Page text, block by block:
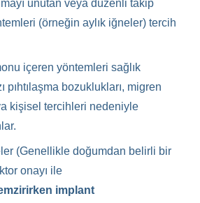
unutan veya düzenli takip
(örneğin aylık iğneler) tercih
içeren yöntemleri sağlık
pıhtılaşma bozuklukları, migren
kişisel tercihleri nedeniyle
(Genellikle doğumdan belirli bir
onayı ile
implant